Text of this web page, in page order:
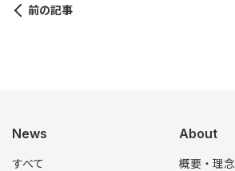
前の記事
News
すべて
About
概要・理念